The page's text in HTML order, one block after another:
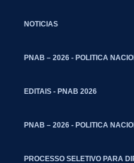
NOTICIAS
PNAB – 2026 - POLITICA
EDITAIS - PNAB 2026
PNAB – 2026 - POLITICA
PROCESSO SELETIVO PARA